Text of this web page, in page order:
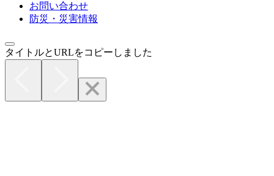
お問い合わせ
防災・災害情報
タイトルとURLをコピーしました